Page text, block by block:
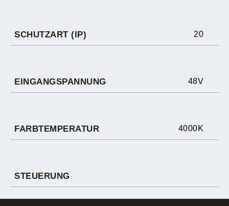
SCHUTZART (IP) 20
EINGANGSPANNUNG 48V
FARBTEMPERATUR 4000K
STEUERUNG